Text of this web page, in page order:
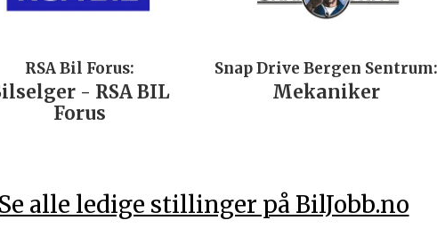
RSA Bil Forus:
- RSA BIL
Forus
Snap Drive Bergen Sentrum:
Mekaniker
Se alle ledige stillinger på BilJobb.no